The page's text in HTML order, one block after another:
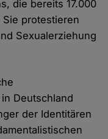
die bereits 17.000
protestieren
Sexualerziehung
Deutschland
der Identitären